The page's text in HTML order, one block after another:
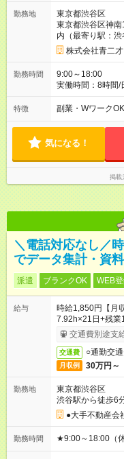
勤務地
東京都渋谷区
東京都渋谷区神
内（最寄り駅：渋
株式会社青二才
勤務時間
9:00～18:00
実働時間：8時間/
特徴 副業・WワークOK
気になる！
掲載
＼電話対応なし／
でデータ集計・資
派遣 ブランクOK WEB
給与
時給1,850円【月
7.92h×21日+残業
交通費別途支
交通費 ○通勤交
月収例 30万円～
勤務地
東京都渋谷区
渋谷駅から徒歩6
●大手不動産会
勤務時間 ★9:00～18:00（